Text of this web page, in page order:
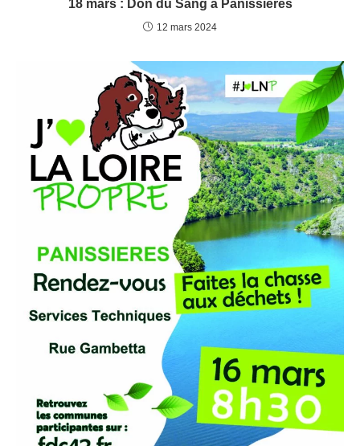
18 mars : Don du Sang à Panissières
12 mars 2024